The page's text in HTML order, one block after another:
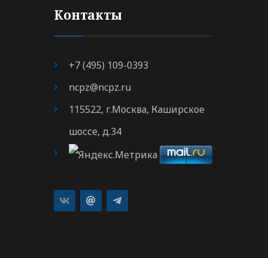
Контакты
+7 (495) 109-0393
ncpz@ncpz.ru
115522, г.Москва, Каширское
шоссе, д.34